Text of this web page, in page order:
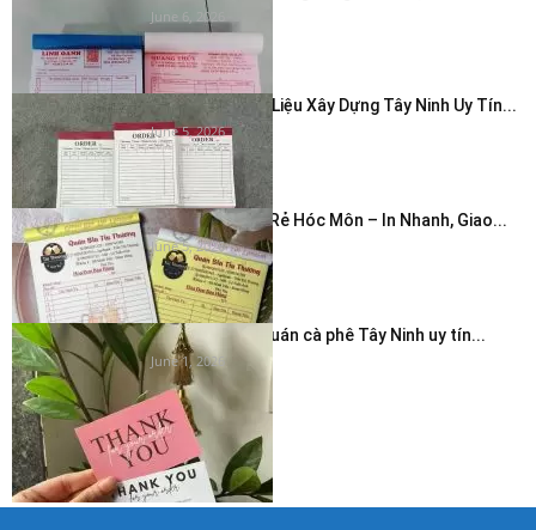
June 6, 2026
In Hóa Đơn Vật Liệu Xây Dựng Tây Ninh Uy Tín...
June 5, 2026
In Hóa Đơn Giá Rẻ Hóc Môn – In Nhanh, Giao...
June 5, 2026
In thẻ cảm ơn quán cà phê Tây Ninh uy tín...
June 1, 2026